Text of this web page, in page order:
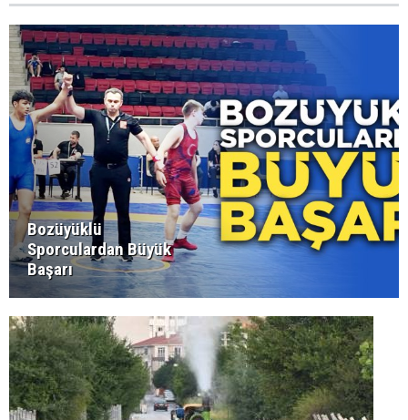
Bozüyüklü
Sporculardan Büyük
Başarı